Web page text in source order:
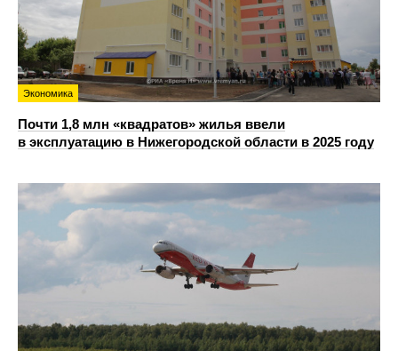
Экономика
Почти 1,8 млн «квадратов» жилья ввели
в эксплуатацию в Нижегородской области в 2025 году